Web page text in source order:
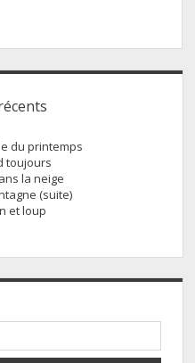
du printemps
toujours
la neige
(suite)
et loup